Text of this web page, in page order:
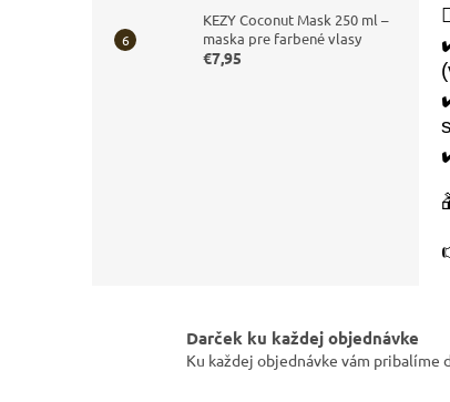
KEZY Coconut Mask 250 ml –
maska pre farbené vlasy
€7,95
Darček ku každej objednávke
Ku každej objednávke vám pribalíme